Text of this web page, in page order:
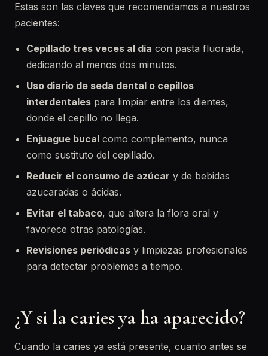
Estas son las claves que recomendamos a nuestros
pacientes:
Cepillado tres veces al día con pasta fluorada,
dedicando al menos dos minutos.
Uso diario de seda dental o cepillos
interdentales para limpiar entre los dientes,
donde el cepillo no llega.
Enjuague bucal como complemento, nunca
como sustituto del cepillado.
Reducir el consumo de azúcar y de bebidas
azucaradas o ácidas.
Evitar el tabaco, que altera la flora oral y
favorece otras patologías.
Revisiones periódicas y limpiezas profesionales
para detectar problemas a tiempo.
¿Y si la caries ya ha aparecido?
Cuando la caries ya está presente, cuanto antes se